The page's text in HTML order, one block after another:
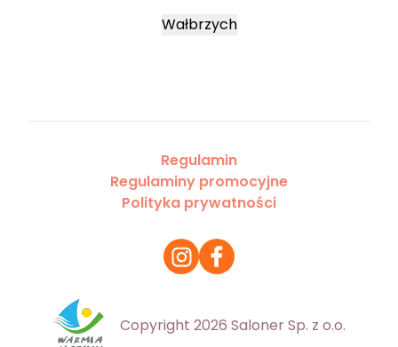
Wałbrzych
Regulamin
Regulaminy promocyjne
Polityka prywatności
Copyright 2026 Saloner Sp. z o.o.